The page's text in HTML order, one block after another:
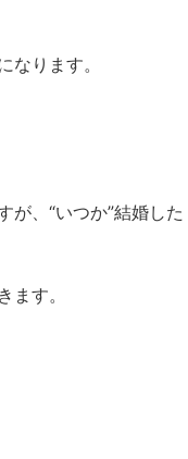
ります。
が、“いつか”結婚した
す。